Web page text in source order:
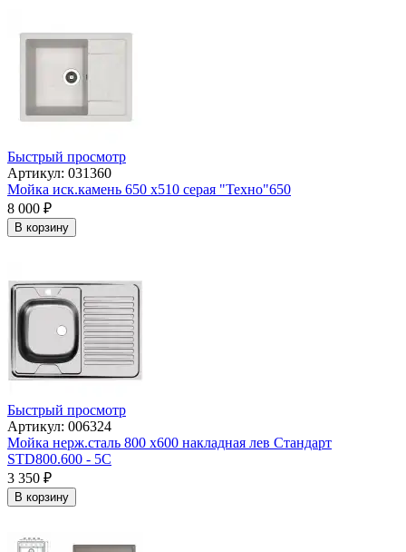
Быстрый просмотр
Артикул: 031360
Мойка иск.камень 650 х510 серая "Техно"650
8 000 ₽
В корзину
Быстрый просмотр
Артикул: 006324
Мойка нерж.сталь 800 х600 накладная лев Стандарт
STD800.600 - 5С
3 350 ₽
В корзину